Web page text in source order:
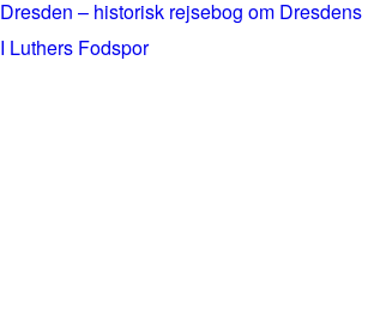
Dresden – historisk rejsebog om Dresdens
I Luthers Fodspor